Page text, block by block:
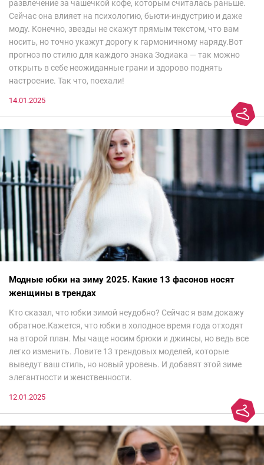
развлечение за чашечкой кофе, которым считалась раньше.
Сейчас она влияет на психологию, бьюти-индустрию и даже
моду. Конечно, звезды не скажут прямым текстом, что вам
носить, но точно укажут дорогу к гармоничному наряду.Вот
прогноз по стилю для каждого знака Зодиака — так можно
открыть в себе неожиданные грани и здорово поднять
настроение. Так что, поехали!
14.01.2025
Модные юбки на зиму 2025. Какие 13 фасонов носят
женщины в трендах
Кто сказал, что юбки зимой неудобно? Сейчас я вам докажу
обратное.Кажется, что юбки в холодное время года отходят
на второй план. Мы чаще носим брюки и джинсы, но ведь все
легко изменить. Ловите 13 трендовых моделей, которые
выведут ваш стиль, но новый уровень. И добавят этой зиме
элегантности и женственности.
12.01.2025